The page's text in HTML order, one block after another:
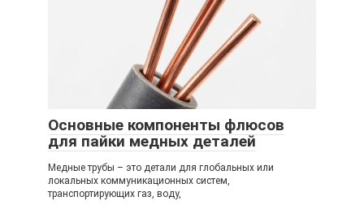
Основные компоненты флюсов
для пайки медных деталей
Медные трубы – это детали для глобальных или
локальных коммуникационных систем,
транспортирующих газ, воду,